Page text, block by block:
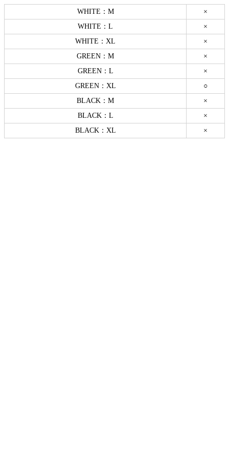
WHITE：M
×
WHITE：L
×
WHITE：XL
×
GREEN：M
×
GREEN：L
×
GREEN：XL
○
BLACK：M
×
BLACK：L
×
BLACK：XL
×